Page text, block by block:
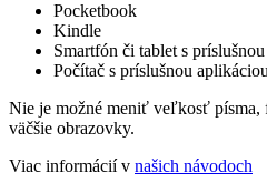
Pocketbook
Kindle
Smartfón či tablet s
Počítač s príslušnou aplikáciou
Nie je možné meniť veľkosť písma,
väčšie obrazovky.
Viac informácií v našich návodoch